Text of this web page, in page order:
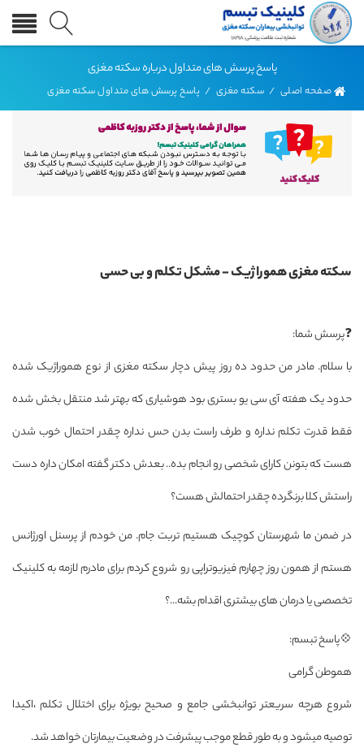
پاسخ پرسش های متداول درباره سکته مغزی
صفحه اصلی / سکته مغزی / پاسخ پرسش های متداول سکته مغزی
سکته مغزی هموراژیک - مشکل تکلم و بی حسی
❓پرسش شما:
با سلام. مادر من حدود ده روز پیش دچار سکته مغزی از نوع هموراژیک شده
حدود یک هفته آی سی یو بستری بود هوشیاری که بهتر شد منتقل بخش شده
فقط قدرت تکلم نداره و طرف راست بدن حس نداره چقدر احتمال خوب شدن
هست که بتونن کارای شخصی رو انجام بده.. بعدش دکتر گفته امکان داره دست
راستش کلا برنگرده چقدر احتمالش هست؟
در ضمن ما شهرستان کوچیک هستیم تربت جام. من خودم از پرسنل اورژانس
هستم از همون روز چهارم فیزیوتراپی رو شروع کردم برای مادرم لازمه به کلینیک
تخصصی یا درمان های بیشتری اقدام بشه...؟
💠پاسخ تبسم:
هموطن گرامی
شروع هرچه سریعتر توانبخشی جامع و صحیح بویژه برای اختلال تکلم ،اکیدا
توصیه میشود و به طور قطع موجب پیشرفت در وضعیت بیمارتان خواهد شد.